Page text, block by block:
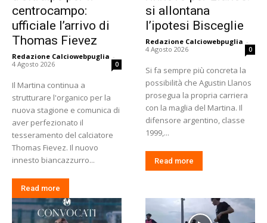
centrocampo:
ufficiale l’arrivo di
Thomas Fievez
Redazione Calciowebpuglia -
4 Agosto 2026
0
Il Martina continua a
strutturare l'organico per la
nuova stagione e comunica di
aver perfezionato il
tesseramento del calciatore
Thomas Fievez. Il nuovo
innesto biancazzurro...
Read more
si allontana
l’ipotesi Bisceglie
Redazione Calciowebpuglia -
4 Agosto 2026
0
Si fa sempre più concreta la
possibilità che Agustin Llanos
prosegua la propria carriera
con la maglia del Martina. Il
difensore argentino, classe
1999,...
Read more